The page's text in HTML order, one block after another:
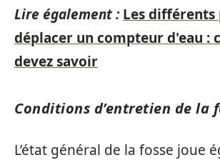
Lire également : Les
déplacer un compteur d'eau :
devez savoir
Conditions d’entretien de la
L’état général de la fosse joue